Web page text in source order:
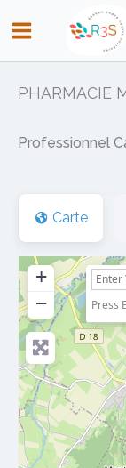
au
contenu
PHARMACIE
Professionnel
Carte
+
−
Press